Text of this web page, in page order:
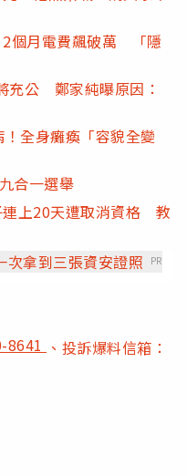
2個月電費飆破萬 「隱
充公 鄭家純曝原因：
全身癱瘓「容貌全變
合一選舉
連上20天遭取消資格 教
次拿到三張資安證照
PR
8641 、投訴爆料信箱：